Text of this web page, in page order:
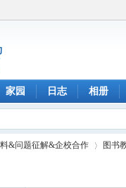
家园 日志 相册
&问题征解&企校合作 图书